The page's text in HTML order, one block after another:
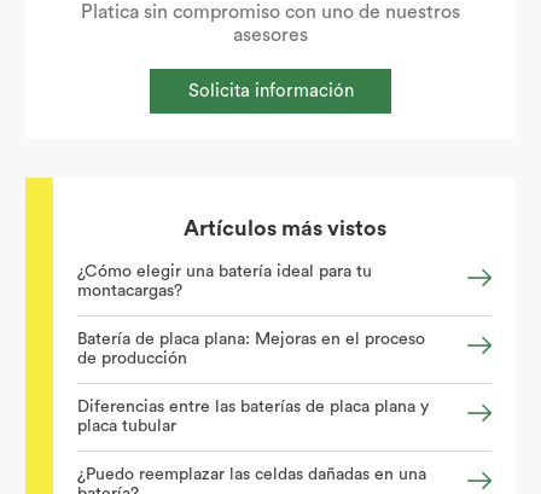
Platica sin compromiso con uno de nuestros
asesores
Solicita información
Artículos más vistos
¿Cómo elegir una batería ideal para tu
montacargas?
Batería de placa plana: Mejoras en el proceso
de producción
Diferencias entre las baterías de placa plana y
placa tubular
¿Puedo reemplazar las celdas dañadas en una